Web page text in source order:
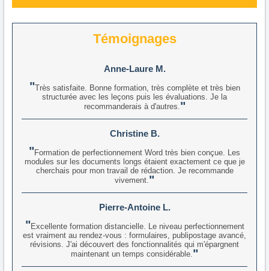
Témoignages
Anne-Laure M.
Très satisfaite. Bonne formation, très complète et très bien
structurée avec les leçons puis les évaluations. Je la
recommanderais à d'autres.
Christine B.
Formation de perfectionnement Word très bien conçue. Les
modules sur les documents longs étaient exactement ce que je
cherchais pour mon travail de rédaction. Je recommande
vivement.
Pierre-Antoine L.
Excellente formation distancielle. Le niveau perfectionnement
est vraiment au rendez-vous : formulaires, publipostage avancé,
révisions. J'ai découvert des fonctionnalités qui m'épargnent
maintenant un temps considérable.